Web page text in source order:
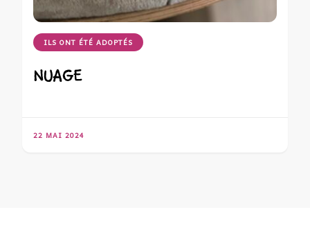
ILS ONT ÉTÉ ADOPTÉS
NUAGE
22 MAI 2024